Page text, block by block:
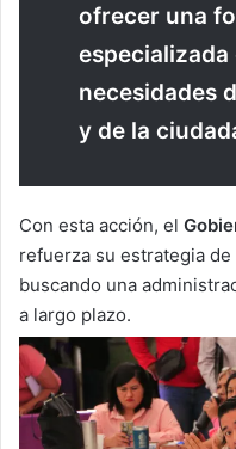
ofrecer una
especializada
necesidades
y de la
Con esta acción, el
refuerza su estrategia
buscando una
a largo plazo.